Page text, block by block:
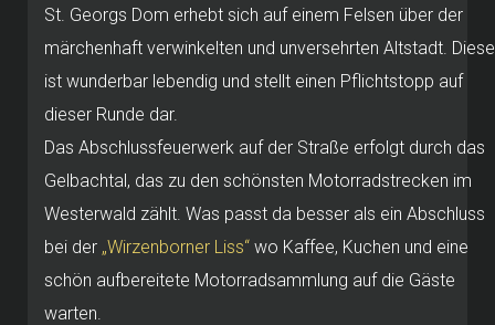
St. Georgs Dom erhebt sich auf einem Felsen über der
märchenhaft verwinkelten und unversehrten Altstadt. Diese
ist wunderbar lebendig und stellt einen Pflichtstopp auf
dieser Runde dar.
Das Abschlussfeuerwerk auf der Straße erfolgt durch das
Gelbachtal, das zu den schönsten Motorradstrecken im
Westerwald zählt. Was passt da besser als ein Abschluss
bei der „Wirzenborner Liss“ wo Kaffee, Kuchen und eine
schön aufbereitete Motorradsammlung auf die Gäste
warten.